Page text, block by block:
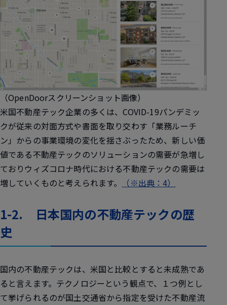
（OpenDoorスクリーンショット画像）
米国不動産テック企業の多くは、COVID-19パンデミッ
クが従来の対面方式や書面を取り交わす「業務ルーチ
ン」からの事業環境の変化を揺さぶったため、新しい価
値である不動産テックのソリューションの需要が急増し
ておりウィズコロナ時代における不動産テックの需要は
増していくものと考えられます。
（※出典：4）
1-2. 日本国内の不動産テックの歴
史
国内の不動産テックは、米国と比較とすると未成熟であ
ると言えます。テクノロジーという観点で、１つ例とし
て挙げられるのが国土交通省から指定を受けた不動産流